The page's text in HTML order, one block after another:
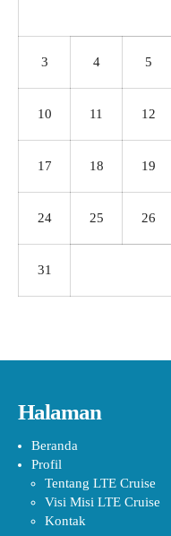
3 4 5
10 11 12
17 18 19
24 25 26
31
Halaman
Beranda
Profil
Tentang LTE Cruise
Visi Misi LTE Cruise
Kontak